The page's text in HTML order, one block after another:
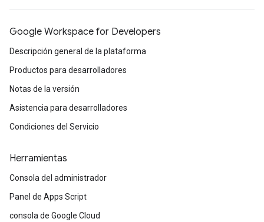
Google Workspace for Developers
Descripción general de la plataforma
Productos para desarrolladores
Notas de la versión
Asistencia para desarrolladores
Condiciones del Servicio
Herramientas
Consola del administrador
Panel de Apps Script
consola de Google Cloud